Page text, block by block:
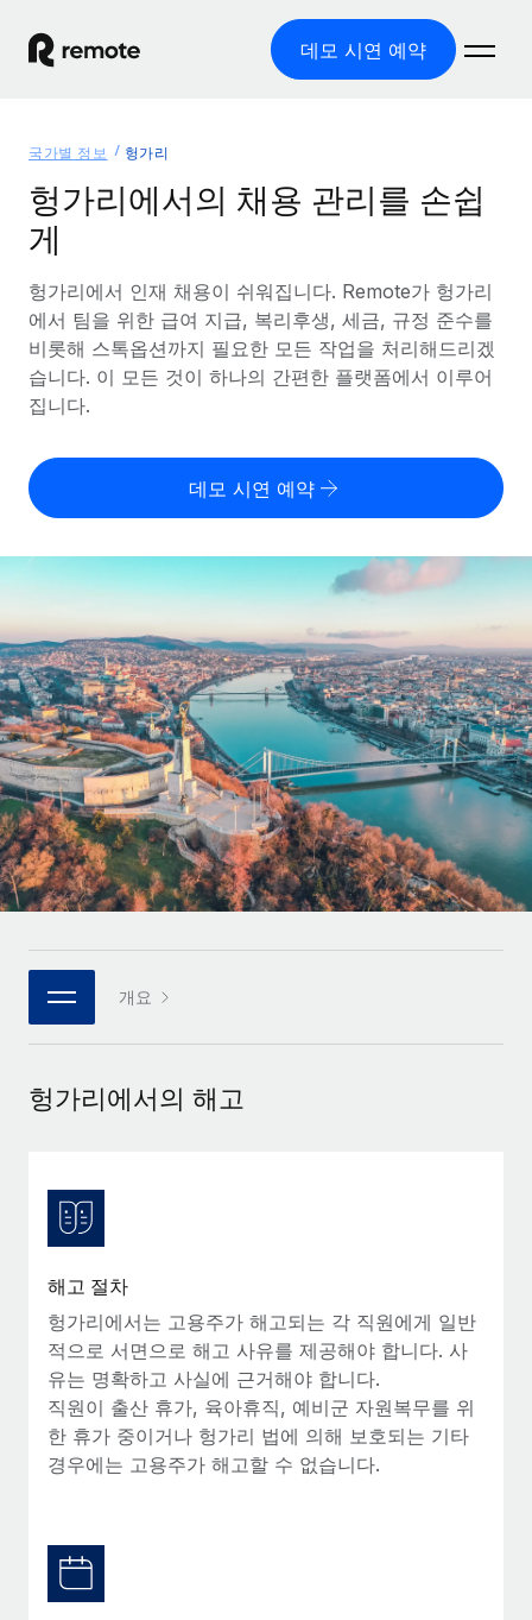
데모 시연 예약
글로벌 급여
규정을 준수하며 급여 지급을 손쉽게 처리
기록상 고용주(EOR)
법인 설립 비용 없이 전 세계로 사업을 확장
PEO
인프라
Remote 통합
HR을 워크플로에 매끄럽게 통합
플랫폼
팀을 위한 통합된 핵심 HR 기능
연결 새로운
통합
핵심 비즈니스 도구로 프로세스를 간소화
전문가 상담
신원 조사
채용 후보자 심사 프로세스 간소화
Compliance Watchtower
기기 관리
전 세계 IT 장비 제공 및 추적 관리
법인 설립
법인 설립을 빠르고 준법적으로 지원
직원 해외 이전을 간편하게 처리
복리후생
솔루션
글로벌 서비스 제공
국가별 정보
국가별 글로벌 채용 지원 알아보기
미국 주별 정보
Remote와 다른 솔루션 비교
다른 업체들과 비교해보기
스타트업
성장하는 기업을 위한 민첩한 글로벌 HR 및 급여 솔루션
중견기업
맞춤형 HR 솔루션으로 팀 확장
엔터프라이즈
대기업을 위한 글로벌 HR
REMOTE 파트너 되기
플랫폼에 글로벌 HR을 유연하게 통합
Remote와의 파트너십 기회 탐색
Remote Build 곧 제공 예정
사례 연구
리소스
도구 및 계산기
국가별 총 인건비 계산
글로벌 계약직을 위한 통화 옵션과 지급 소요 시간 확인
REMOTE와 함께 배우기
리서치 및 가이드
사례 연구
HR 용어집
체크리스트 및 템플릿
직무 설명 라이브러리
이벤트
급여 및 인재 인사이트
모든 리소스 보기
글로벌 급여
EOR 및 PEO
계약자 관리
블로그 둘러보기
요금
한국어
English
Nederlands
Français
Deutsch
Español
Italiano
Português (Portugal)
한국어
로그인
국가별 정보 헝가리
헝가리에서의 채용 관리를 손쉽
게
헝가리에서 인재 채용이 쉬워집니다. Remote가 헝가리
에서 팀을 위한 급여 지급, 복리후생, 세금, 규정 준수를
비롯해 스톡옵션까지 필요한 모든 작업을 처리해드리겠
습니다. 이 모든 것이 하나의 간편한 플랫폼에서 이루어
집니다.
데모 시연 예약
개요
헝가리에서의 해고
해고 절차
헝가리에서는 고용주가 해고되는 각 직원에게 일반
적으로 서면으로 해고 사유를 제공해야 합니다. 사
유는 명확하고 사실에 근거해야 합니다.
직원이 출산 휴가, 육아휴직, 예비군 자원복무를 위
한 휴가 중이거나 헝가리 법에 의해 보호되는 기타
경우에는 고용주가 해고할 수 없습니다.